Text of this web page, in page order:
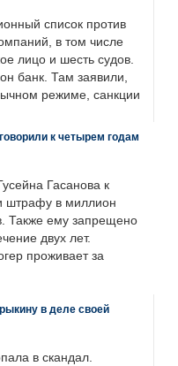
список против
в том числе
лицо и шесть судов.
банк. Там заявили,
режиме, санкции
к четырем годам
Гасанова к
штрафу в миллион
Также ему запрещено
двух лет.
проживает за
в деле своей
в скандал.